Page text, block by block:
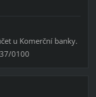
u Komerční banky.
0100